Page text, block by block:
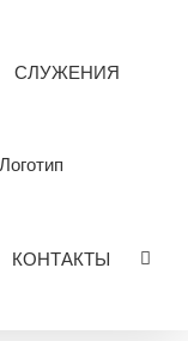
СЛУЖЕНИЯ
КОНТАКТЫ